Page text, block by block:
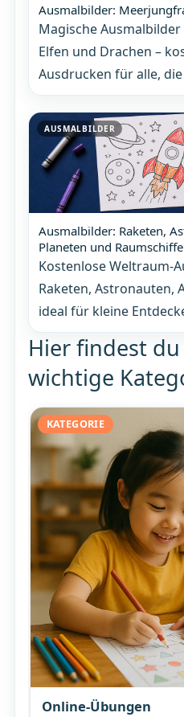
Ausmalbilder:
Magische
Elfen und Drachen –
Ausdrucken für alle,
AUSMALBILDER
Ausmalbilder: Raketen,
Planeten und Raumschiffe
Kostenlose Weltraum-
Raketen, Astronauten,
ideal für kleine
Hier findest
wichtige
KATEGORIE
Online-Übungen